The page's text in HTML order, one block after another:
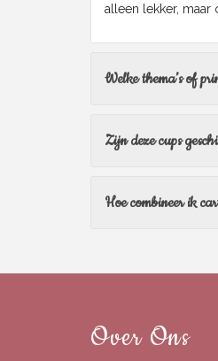
alleen lekker, maar
Welke thema’s of
Zijn deze cups
Hoe combineer ik
Over Ons